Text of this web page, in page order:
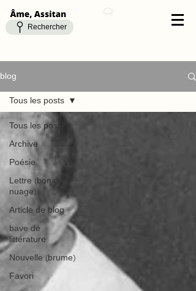
Rechercher
blog
Tous les posts
Archive
Poésie
Lettre (bonjour
nuage)
Article de blog
bave de
littérature
Nouvelle (brume)
Favori
Tous les posts